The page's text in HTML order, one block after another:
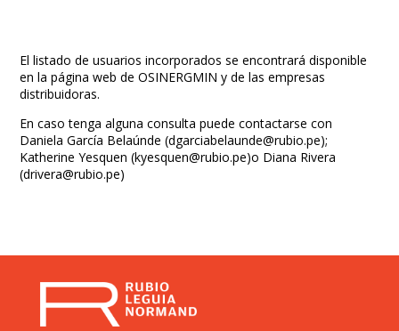
El listado de usuarios incorporados se encontrará disponible
en la página web de OSINERGMIN y de las empresas
distribuidoras.
En caso tenga alguna consulta puede contactarse con
Daniela García Belaúnde (dgarciabelaunde@rubio.pe);
Katherine Yesquen (kyesquen@rubio.pe)o Diana Rivera
(drivera@rubio.pe)